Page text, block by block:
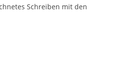
Schreiben mit den